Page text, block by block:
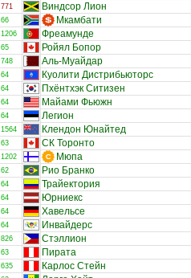
771 Виндсор Лион
66 Мкамбати
1206 Фреамунде
65 Ройял Бопор
748 Аль-Муайдар
64 Куолити Дистрибьюторс
64 Пхёнтхэк Ситизен
64 Майами Фьюжн
64 Легион
1564 Клендон Юнайтед
63 СК Торонто
1202 Мюпа
62 Рио Бранко
64 Трайектория
64 Юрниекс
64 Хавельсе
64 Инвайдерс
826 Стэллион
63 Пирата
635 Карлос Стейн